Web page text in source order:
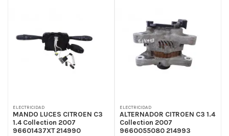
ELECTRICIDAD
MANDO LUCES CITROEN C3
1.4 Collection 2007
96601437XT 214990
ELECTRICIDAD
ALTERNADOR CITROEN C3 1.4
Collection 2007
9660055080 214993